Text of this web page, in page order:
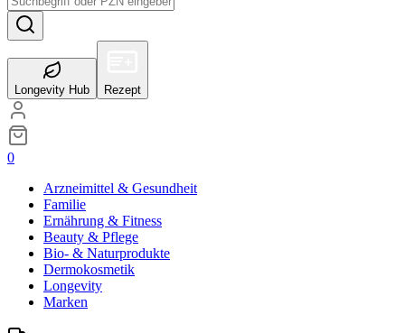
Longevity Hub Rezept
0
Arzneimittel & Gesundheit
Familie
Ernährung & Fitness
Beauty & Pflege
Bio- & Naturprodukte
Dermokosmetik
Longevity
Marken